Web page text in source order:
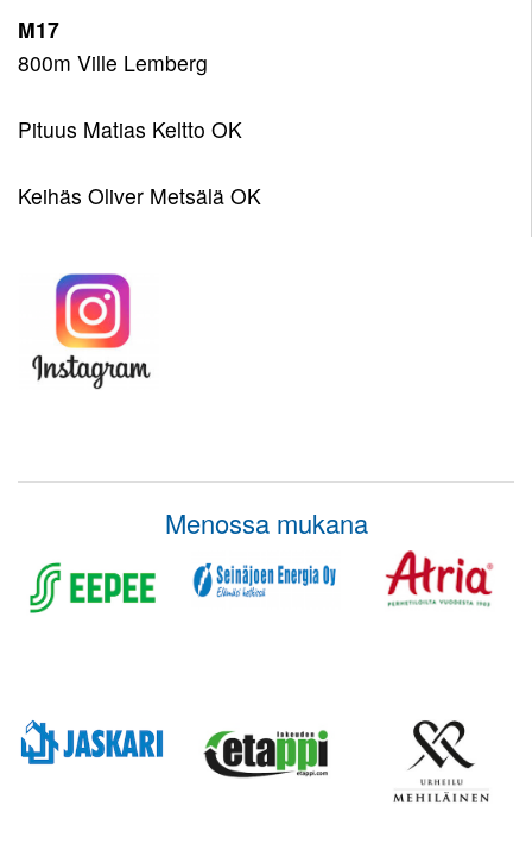
M17
800m Ville Lemberg
Pituus Matias Keltto OK
Keihäs Oliver Metsälä OK
Menossa mukana